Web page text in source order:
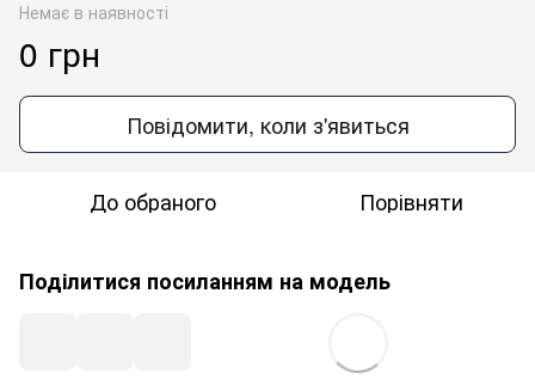
Немає в наявності
0 грн
Повідомити, коли з'явиться
До обраного Порівняти
Поділитися посиланням на модель